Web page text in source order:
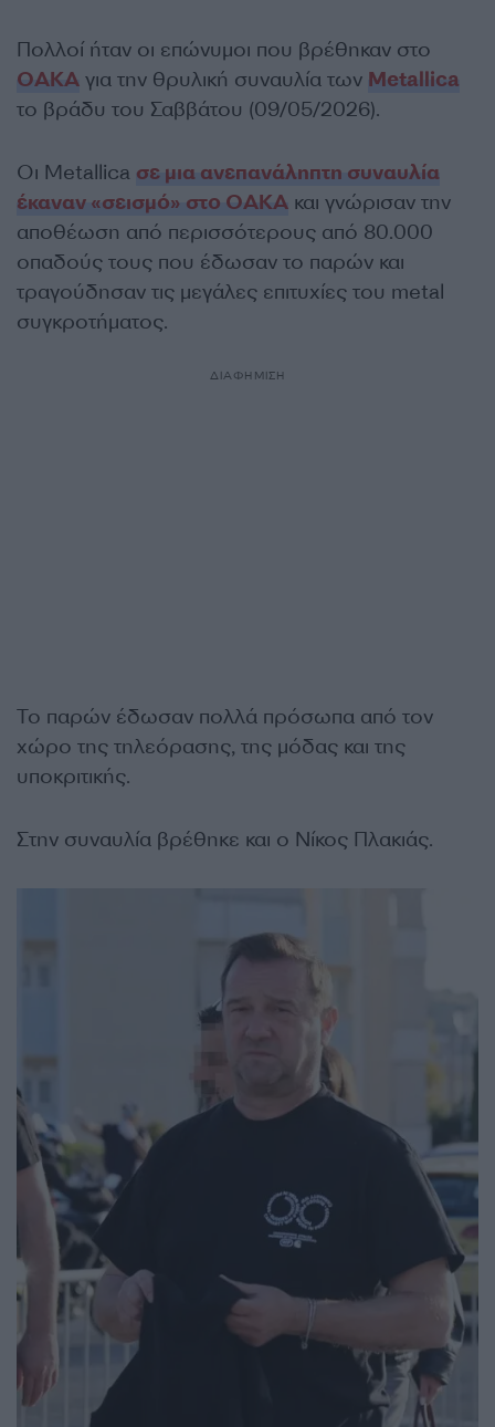
Πολλοί ήταν οι επώνυμοι που βρέθηκαν στο
ΟΑΚΑ για την θρυλική συναυλία των Metallica
το βράδυ του Σαββάτου (09/05/2026).
Οι Metallica σε μια ανεπανάληπτη συναυλία
έκαναν «σεισμό» στο ΟΑΚΑ και γνώρισαν την
αποθέωση από περισσότερους από 80.000
οπαδούς τους που έδωσαν το παρών και
τραγούδησαν τις μεγάλες επιτυχίες του metal
συγκροτήματος.
ΔΙΑΦΗΜΙΣΗ
Το παρών έδωσαν πολλά πρόσωπα από τον
χώρο της τηλεόρασης, της μόδας και της
υποκριτικής.
Στην συναυλία βρέθηκε και ο Νίκος Πλακιάς.